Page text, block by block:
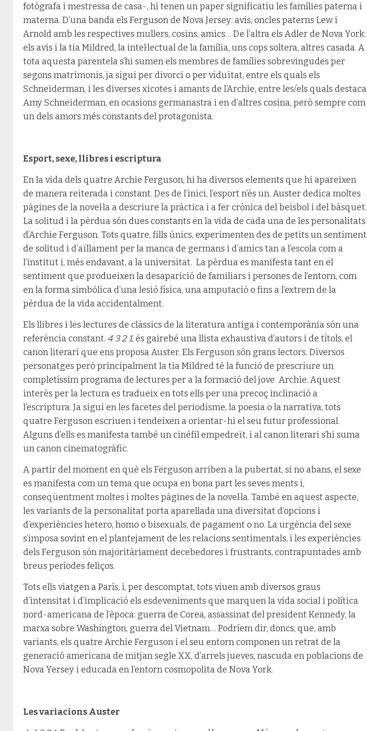
fotògrafa i mestressa de casa-, hi tenen un paper significatiu les famílies paterna i
materna. D’una banda els Ferguson de Nova Jersey: avis, oncles paterns Lew i
Arnold amb les respectives mullers, cosins, amics… De l’altra els Adler de Nova York:
els avis i la tia Mildred, la intel·lectual de la família, uns cops soltera, altres casada. A
tota aquesta parentela s’hi sumen els membres de famílies sobrevingudes per
segons matrimonis, ja sigui per divorci o per viduïtat, entre els quals els
Schneiderman, i les diverses xicotes i amants de l’Archie, entre les/els quals destaca
Amy Schneiderman, en ocasions germanastra i en d’altres cosina, però sempre com
un dels amors més constants del protagonista.
Esport, sexe, llibres i escriptura
En la vida dels quatre Archie Ferguson, hi ha diversos elements que hi apareixen
de manera reiterada i constant. Des de l’inici, l’esport n’és un. Auster dedica moltes
pàgines de la novel·la a descriure la pràctica i a fer crònica del beisbol i del bàsquet.
La solitud i la pèrdua són dues constants en la vida de cada una de les personalitats
d’Archie Ferguson. Tots quatre, fills únics, experimenten des de petits un sentiment
de solitud i d’aïllament per la manca de germans i d’amics tan a l’escola com a
l’institut i, més endavant, a la universitat. La pèrdua es manifesta tant en el
sentiment que produeixen la desaparició de familiars i persones de l’entorn, com
en la forma simbòlica d’una lesió física, una amputació o fins a l’extrem de la
pèrdua de la vida accidentalment.
Els llibres i les lectures de clàssics de la literatura antiga i contemporània són una
referència constant. 4 3 2 1, és gairebé una llista exhaustiva d’autors i de títols, el
canon literari que ens proposa Auster. Els Ferguson són grans lectors. Diversos
personatges però principalment la tia Mildred té la funció de prescriure un
completíssim programa de lectures per a la formació del jove Archie. Aquest
interès per la lectura es tradueix en tots ells per una precoç inclinació a
l’escriptura. Ja sigui en les facetes del periodisme, la poesia o la narrativa, tots
quatre Ferguson escriuen i tendeixen a orientar-hi el seu futur professional.
Alguns d’ells es manifesta també un cinèfil empedreït, i al canon literari s’hi suma
un canon cinematogràfic.
A partir del moment en què els Ferguson arriben a la pubertat, si no abans, el sexe
es manifesta com un tema que ocupa en bona part les seves ments i,
conseqüentment moltes i moltes pàgines de la novel·la. També en aquest aspecte,
les variants de la personalitat porta aparellada una diversitat d’opcions i
d’experiències hetero, homo o bisexuals, de pagament o no. La urgència del sexe
s’imposa sovint en el plantejament de les relacions sentimentals, i les experiències
dels Ferguson són majoritàriament decebedores i frustrants, contrapuntades amb
breus períodes feliços.
Tots ells viatgen a París, i, per descomptat, tots viuen amb diversos graus
d’intensitat i d’implicació els esdeveniments que marquen la vida social i política
nord-americana de l’època: guerra de Corea, assassinat del president Kennedy, la
marxa sobre Washington, guerra del Vietnam… Podríem dir, doncs, que, amb
variants, els quatre Archie Ferguson i el seu entorn componen un retrat de la
generació americana de mitjan segle XX, d’arrels jueves, nascuda en poblacions de
Nova Yersey i educada en l’entorn cosmopolita de Nova York.
Les variacions Auster